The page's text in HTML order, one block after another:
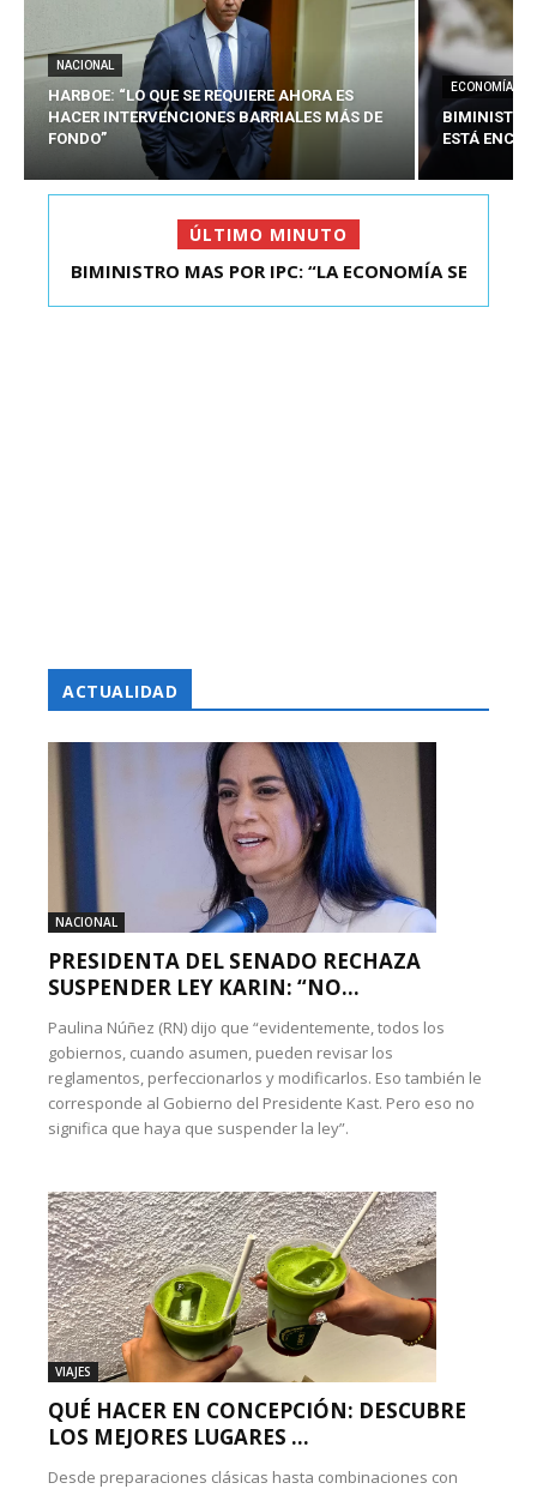
NACIONAL
HARBOE: “LO QUE SE REQUIERE AHORA ES
HACER INTERVENCIONES BARRIALES MÁS DE
FONDO”
ECONOMÍA
BIMINISTRO
ESTÁ
ÚLTIMO MINUTO
KAST SE REUNIÓ CON EL PRESIDENTE ELECTO DE
BIMINISTRO MAS POR IPC: “LA ECONOMÍA SE
ACTUALIDAD
NACIONAL
PRESIDENTA DEL SENADO RECHAZA
SUSPENDER LEY KARIN: “NO...
Paulina Núñez (RN) dijo que “evidentemente, todos los
gobiernos, cuando asumen, pueden revisar los
reglamentos, perfeccionarlos y modificarlos. Eso también le
corresponde al Gobierno del Presidente Kast. Pero eso no
significa que haya que suspender la ley”.
VIAJES
QUÉ HACER EN CONCEPCIÓN: DESCUBRE
LOS MEJORES LUGARES ...
Desde preparaciones clásicas hasta combinaciones con